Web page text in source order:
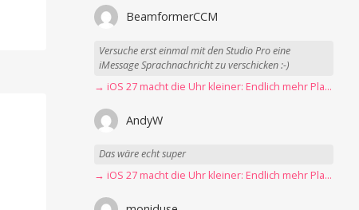
Versuche erst einmal mit den Studio Pro eine
iMessage Sprachnachricht zu verschicken :-)
Das wäre echt super